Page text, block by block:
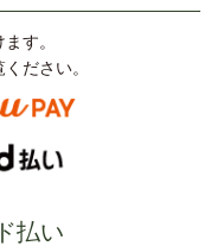
子・お惣菜の取扱い
りがとうございま
遺産「静岡の茶草場
や、敬老の日の贈り
気の送料無料企画
ひご賞味ください。
す。
ださい。
払い